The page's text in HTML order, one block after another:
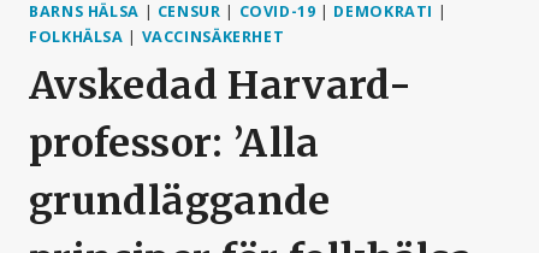
BARNS HÄLSA | CENSUR | COVID-19 | DEMOKRATI |
FOLKHÄLSA | VACCINSÄKERHET
Avskedad Harvard-
professor: ’Alla
grundläggande